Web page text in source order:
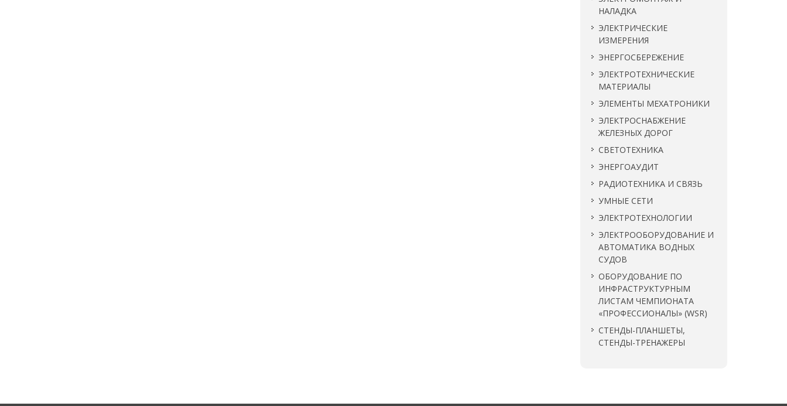
НАЛАДКА
ЭЛЕКТРИЧЕСКИЕ
ИЗМЕРЕНИЯ
ЭНЕРГОСБЕРЕЖЕНИЕ
ЭЛЕКТРОТЕХНИЧЕСКИЕ
МАТЕРИАЛЫ
ЭЛЕМЕНТЫ МЕХАТРОНИКИ
ЭЛЕКТРОСНАБЖЕНИЕ
ЖЕЛЕЗНЫХ ДОРОГ
СВЕТОТЕХНИКА
ЭНЕРГОАУДИТ
РАДИОТЕХНИКА И СВЯЗЬ
УМНЫЕ СЕТИ
ЭЛЕКТРОТЕХНОЛОГИИ
ЭЛЕКТРООБОРУДОВАНИЕ И
АВТОМАТИКА ВОДНЫХ
СУДОВ
ОБОРУДОВАНИЕ ПО
ИНФРАСТРУКТУРНЫМ
ЛИСТАМ ЧЕМПИОНАТА
«ПРОФЕССИОНАЛЫ» (WSR)
СТЕНДЫ-ПЛАНШЕТЫ,
СТЕНДЫ-ТРЕНАЖЕРЫ